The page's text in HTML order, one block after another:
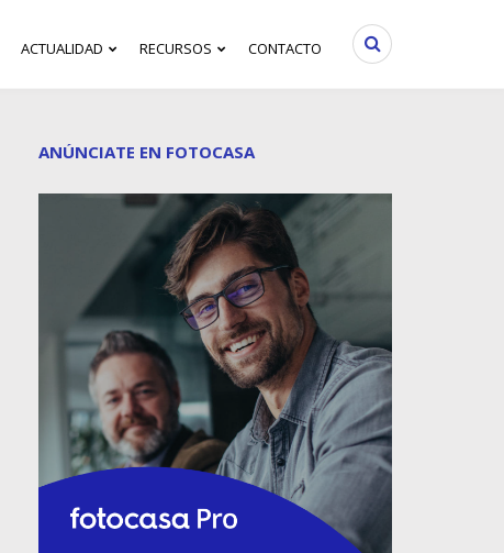
ACTUALIDAD RECURSOS CONTACTO
ANÚNCIATE EN FOTOCASA